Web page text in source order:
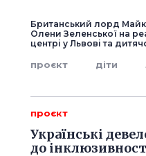
Британський лорд
Олени Зеленської на
центрі у Львові та
проєкт діти
проєкт
Українські
до